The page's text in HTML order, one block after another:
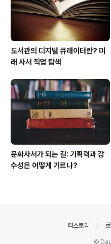
도서관의 디지털 큐레이터란? 미
래 사서 직업 탐색
문화사서가 되는 길: 기획력과 감
수성은 어떻게 기르나?
티스토리
©